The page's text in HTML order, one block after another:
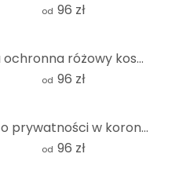
od 96 zł
Folia ochronna różowy kosmos
od 96 zł
Film o prywatności w koronach drzew w lesie
od 96 zł